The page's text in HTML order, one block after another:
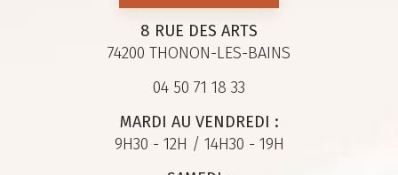
8 RUE DES ARTS
74200 THONON-LES-BAINS
04 50 71 18 33
MARDI AU VENDREDI :
9H30 - 12H / 14H30 - 19H